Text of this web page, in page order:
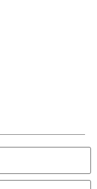
Versandkosten